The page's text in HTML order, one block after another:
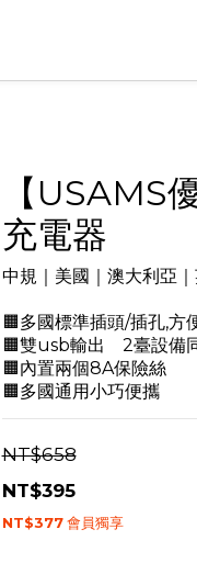
【USAMS
充電器
中規｜美國｜澳大利亞
🟧多國標準插頭/插孔,方
🟧雙usb輸出　2臺設備
🟧內置兩個8A保險絲
🟧多國通用小巧便攜
NT$658
NT$395
NT$377 會員獨享